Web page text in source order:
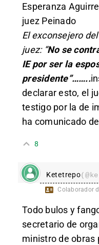
Esperanza
juez Peinado
El exconsejero
juez: “No se
IE por ser la
presidente”……..
declarar esto, el
testigo por la de
ha comunicado
8
Ketetrepo
Colaborador
Todo bulos y
secretario de
ministro de obras